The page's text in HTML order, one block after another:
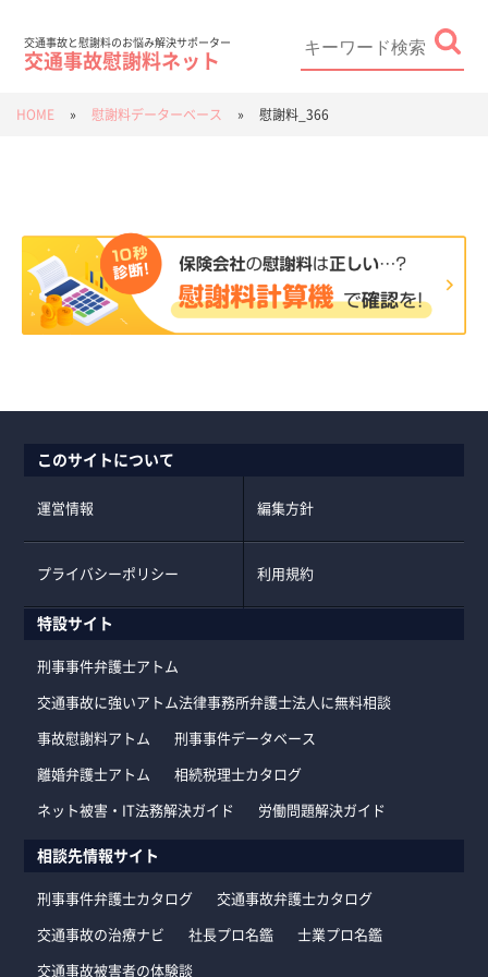
交通事故と慰謝料のお悩み解決サポーター
交通事故慰謝料ネット
HOME » 慰謝料データーベース » 慰謝料_366
このサイトについて
運営情報 編集方針
プライバシーポリシー 利用規約
特設サイト
刑事事件弁護士アトム
交通事故に強いアトム法律事務所弁護士法人に無料相談
事故慰謝料アトム 刑事事件データベース
離婚弁護士アトム 相続税理士カタログ
ネット被害・IT法務解決ガイド 労働問題解決ガイド
相談先情報サイト
刑事事件弁護士カタログ 交通事故弁護士カタログ
交通事故の治療ナビ 社長プロ名鑑 士業プロ名鑑
交通事故被害者の体験談